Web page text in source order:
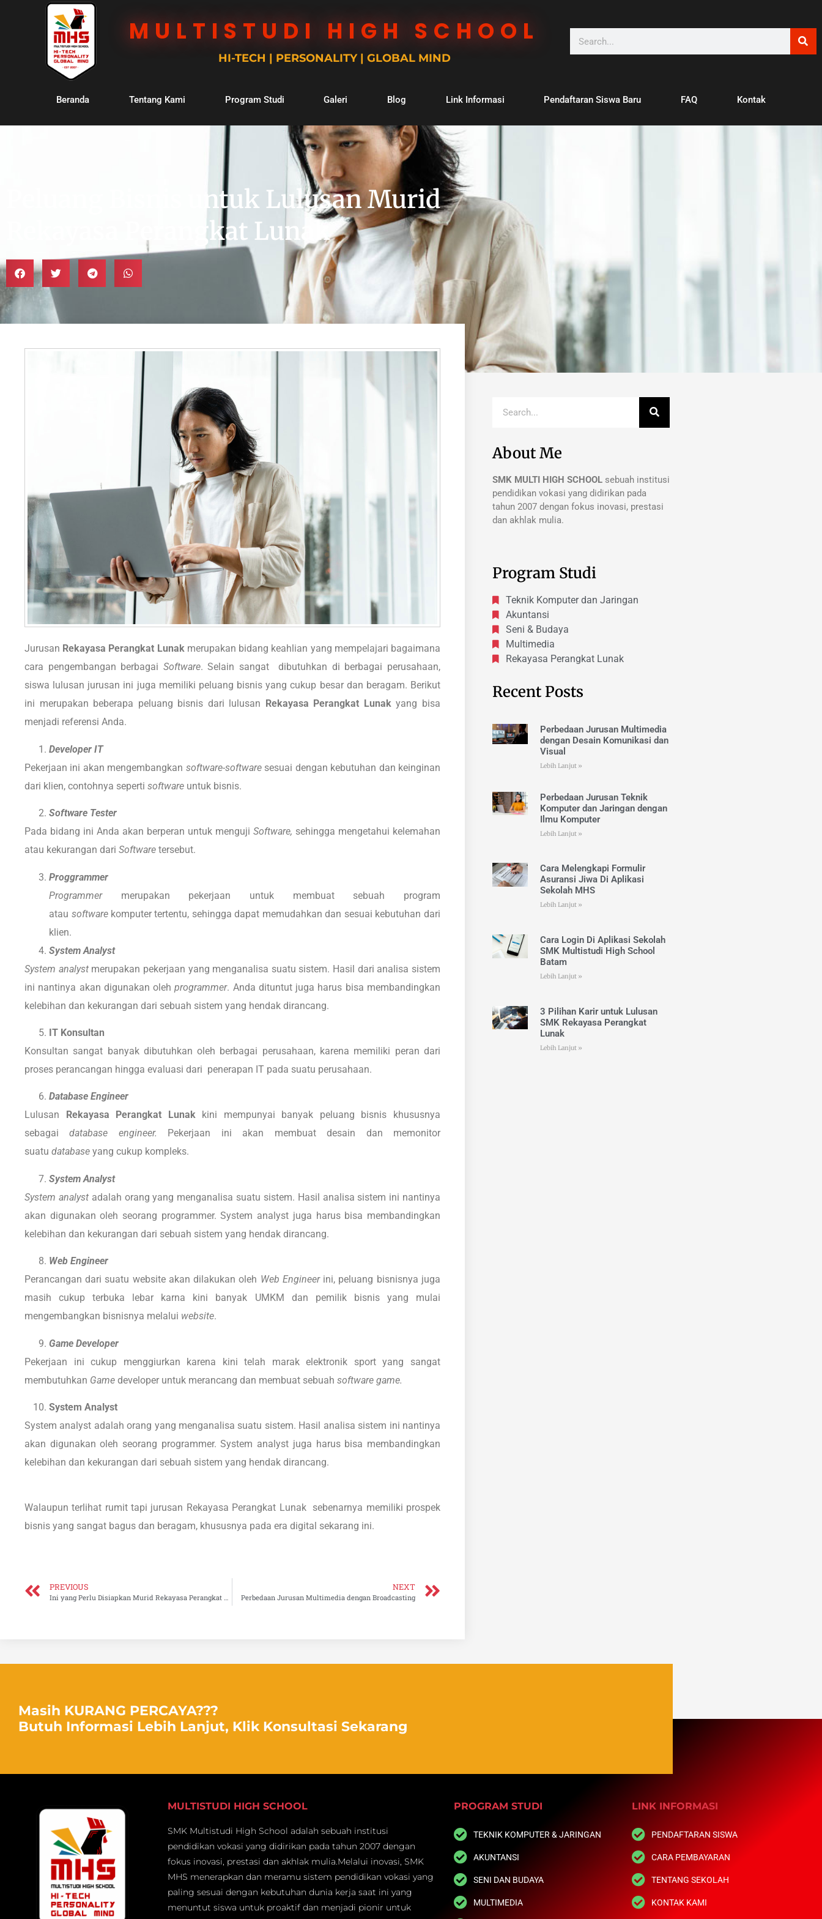
MULTISTUDI HIGH SCHOOL
HI-TECH | PERSONALITY | GLOBAL MIND
Beranda Tentang Kami Program Studi Galeri Blog Link Informasi Pendaftaran Siswa Baru FAQ Kontak
Peluang Bisnis untuk Lulusan Murid
Rekayasa Perangkat Lunak
Jurusan Rekayasa Perangkat Lunakmerupakan bidang keahlian yang mempelajari bagaimana
cara pengembangan berbagai Software. Selain sangat dibutuhkan di berbagai perusahaan,
siswa lulusan jurusan ini juga memiliki peluang bisnis yang cukup besar dan beragam. Berikut
ini merupakan beberapa peluang bisnis dari lulusan
Rekayasa Perangkat Lunakyang bisa
menjadi referensi Anda.
Developer IT
Pekerjaan ini akan mengembangkan software-software sesuai dengan kebutuhan dan keinginan
dari klien, contohnya seperti software untuk bisnis.
Software Tester
Pada bidang ini Anda akan berperan untuk menguji Software, sehingga mengetahui kelemahan
atau kekurangan dari Software tersebut.
Proggrammer
Programmermerupakan pekerjaan untuk membuat sebuah program
atau softwarekomputer tertentu, sehingga dapat memudahkan dan sesuai kebutuhan dari
klien.
System Analyst
System analystmerupakan pekerjaan yang menganalisa suatu sistem. Hasil dari analisa sistem
ini nantinya akan digunakan olehprogrammer. Anda dituntut juga harus bisa membandingkan
kelebihan dan kekurangan dari sebuah sistem yang hendak dirancang.
IT Konsultan
Konsultan sangat banyak dibutuhkan oleh berbagai perusahaan, karena memiliki peran dari
proses perancangan hingga evaluasi dari penerapan IT pada suatu perusahaan.
Database Engineer
Lulusan
Rekayasa Perangkat Lunakkini mempunyai banyak peluang bisnis khususnya
sebagaidatabase engineer.
Pekerjaan ini akan membuat desain dan memonitor
suatu database yang cukup kompleks.
System Analyst
System analystadalah orang yang menganalisa suatu sistem. Hasil analisa sistem ini nantinya
akan digunakan oleh seorang programmer. System analyst juga harus bisa membandingkan
kelebihan dan kekurangan dari sebuah sistem yang hendak dirancang.
Web Engineer
Perancangan dari suatu website akan dilakukan oleh Web Engineerini, peluang bisnisnya juga
masih cukup terbuka lebar karna kini banyak UMKM dan pemilik bisnis yang mulai
mengembangkan bisnisnya melalui website.
Game Developer
Pekerjaan ini cukup menggiurkan karena kini telah marak elektronik sport yang sangat
membutuhkan Game developer untuk merancang dan membuat sebuah software game.
System Analyst
System analyst adalah orang yang menganalisa suatu sistem. Hasil analisa sistem ini nantinya
akan digunakan oleh seorang programmer. System analyst juga harus bisa membandingkan
kelebihan dan kekurangan dari sebuah sistem yang hendak dirancang.
Walaupun terlihat rumit tapi jurusan Rekayasa Perangkat Lunak sebenarnya memiliki prospek
bisnis yang sangat bagus dan beragam, khususnya pada era digital sekarang ini.
PREVIOUS NEXT
Perbedaan Jurusan Multimedia dengan Broadcasting
About Me
SMK MULTI HIGH SCHOOLsebuah institusi
pendidikan vokasi yang didirikan pada
tahun 2007 dengan fokus inovasi, prestasi
dan akhlak mulia.
Program Studi
Teknik Komputer dan Jaringan
Akuntansi
Seni & Budaya
Multimedia
Rekayasa Perangkat Lunak
Recent Posts
Perbedaan Jurusan Multimedia
dengan Desain Komunikasi dan
Visual
Lebih Lanjut »
Perbedaan Jurusan Teknik
Komputer dan Jaringan dengan
Ilmu Komputer
Lebih Lanjut »
Cara Melengkapi Formulir
Asuransi Jiwa Di Aplikasi
Sekolah MHS
Lebih Lanjut »
Cara Login Di Aplikasi Sekolah
SMK Multistudi High School
Batam
Lebih Lanjut »
3 Pilihan Karir untuk Lulusan
SMK Rekayasa Perangkat
Lunak
Lebih Lanjut »
Masih KURANG PERCAYA???
Butuh Informasi Lebih Lanjut, Klik Konsultasi Sekarang
MULTISTUDI HIGH SCHOOL
SMK Multistudi High School adalah sebuah institusi
pendidikan vokasi yang didirikan pada tahun 2007 dengan
fokus inovasi, prestasi dan akhlak mulia.Melalui inovasi, SMK
MHS menerapkan dan meramu sistem pendidikan vokasi yang
paling sesuai dengan kebutuhan dunia kerja saat ini yang
menuntut siswa untuk proaktif dan menjadi pionir untuk
PROGRAM STUDI
TEKNIK KOMPUTER & JARINGAN
AKUNTANSI
SENI DAN BUDAYA
MULTIMEDIA
LINK INFORMASI
PENDAFTARAN SISWA
CARA PEMBAYARAN
TENTANG SEKOLAH
KONTAK KAMI